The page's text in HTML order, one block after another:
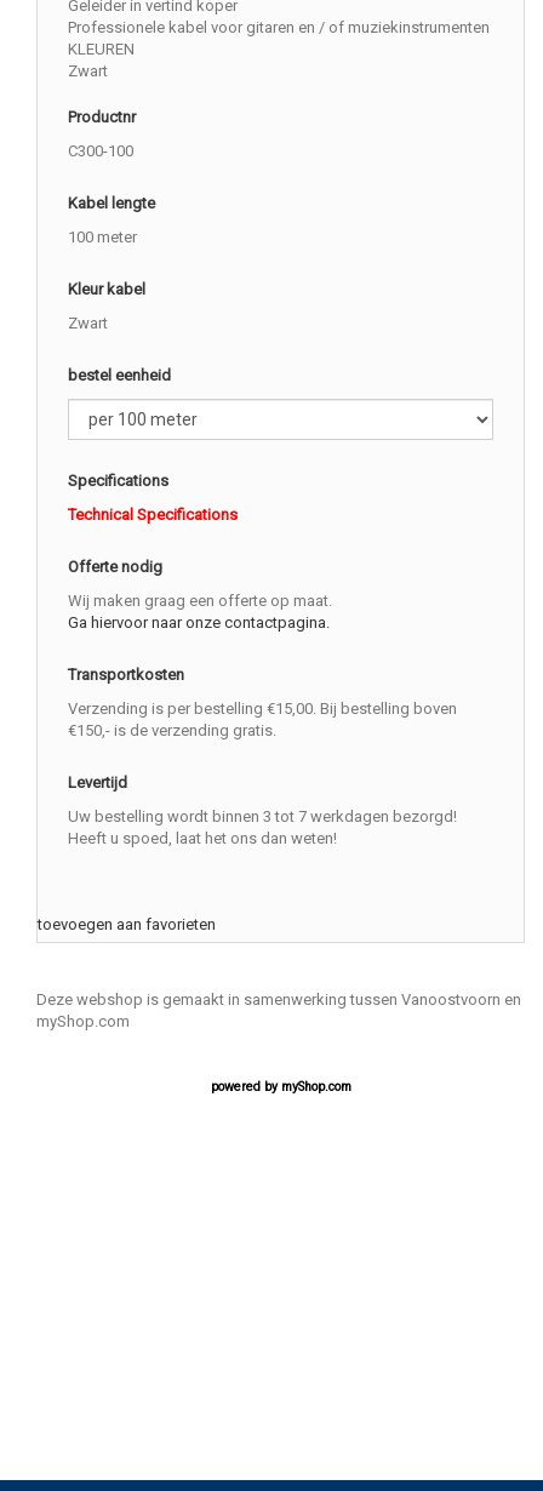
Geleider in vertind koper
Professionele kabel voor gitaren en / of muziekinstrumenten
KLEUREN
Zwart
Productnr
C300-100
Kabel lengte
100 meter
Kleur kabel
Zwart
bestel eenheid
Specifications
Technical Specifications
Offerte nodig
Wij maken graag een offerte op maat.
Ga hiervoor naar onze contactpagina.
Transportkosten
Verzending is per bestelling €15,00. Bij bestelling boven
€150,- is de verzending gratis.
Levertijd
Uw bestelling wordt binnen 3 tot 7 werkdagen bezorgd!
Heeft u spoed, laat het ons dan weten!
toevoegen aan favorieten
Deze webshop is gemaakt in samenwerking tussen Vanoostvoorn en
myShop.com
powered by myShop.com